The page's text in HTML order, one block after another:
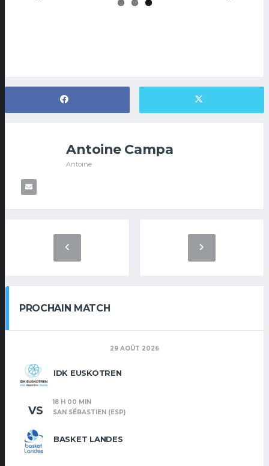
Antoine Campa
Antoine
PROCHAIN MATCH
29 AOÛT 2026
IDK EUSKOTREN
BASKET LANDES
VS
18 H 00 MIN
SAN SÉBASTIEN (ESP)